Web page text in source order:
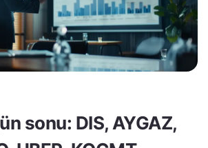
sonu: DIS, AYGAZ,